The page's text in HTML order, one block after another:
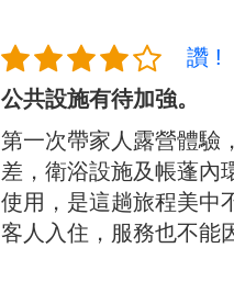
讚 !
公共設施有待加強。
第一次帶家人露營體驗
差，衛浴設施及帳蓬內
使用，是這趟旅程美中
客人入住，服務也不能